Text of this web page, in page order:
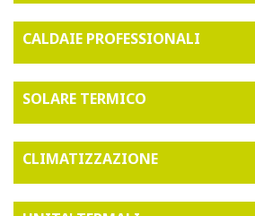
CALDAIE PROFESSIONALI
SOLARE TERMICO
CLIMATIZZAZIONE